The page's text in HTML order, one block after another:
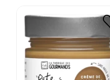
7.90€ 3.95€